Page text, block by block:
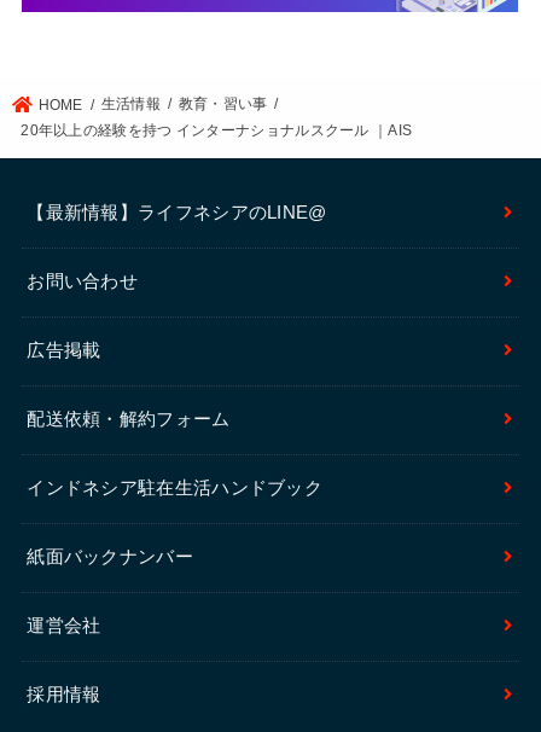
HOME 生活情報
教育・習い事
20年以上の経験を持つ インターナショナルスクール ｜AIS
【最新情報】ライフネシアのLINE@
お問い合わせ
広告掲載
配送依頼・解約フォーム
インドネシア駐在生活ハンドブック
紙面バックナンバー
運営会社
採用情報